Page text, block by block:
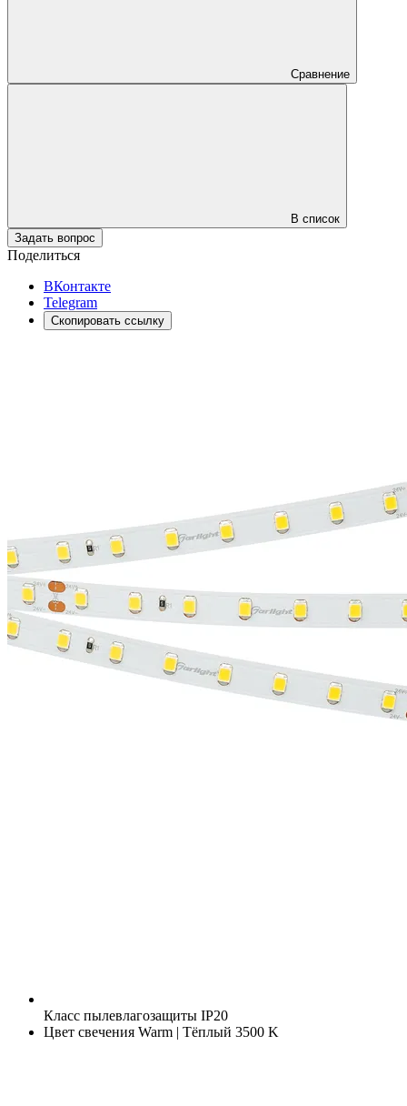
Сравнение
В список
Задать вопрос
Поделиться
ВКонтакте
Telegram
Скопировать ссылку
Класс пылевлагозащиты IP20
Цвет свечения Warm | Тёплый 3500 K